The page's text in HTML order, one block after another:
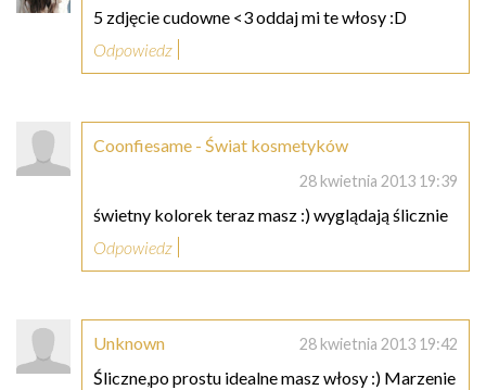
5 zdjęcie cudowne <3 oddaj mi te włosy :D
Odpowiedz
Coonfiesame - Świat kosmetyków
28 kwietnia 2013 19:39
świetny kolorek teraz masz :) wyglądają ślicznie
Odpowiedz
Unknown 28 kwietnia 2013 19:42
Śliczne,po prostu idealne masz włosy :) Marzenie